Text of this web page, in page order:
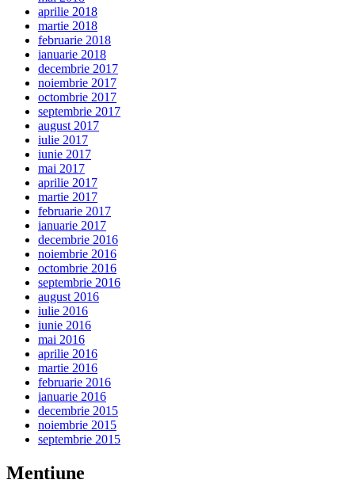
aprilie 2018
martie 2018
februarie 2018
ianuarie 2018
decembrie 2017
noiembrie 2017
octombrie 2017
septembrie 2017
august 2017
iulie 2017
iunie 2017
mai 2017
aprilie 2017
martie 2017
februarie 2017
ianuarie 2017
decembrie 2016
noiembrie 2016
octombrie 2016
septembrie 2016
august 2016
iulie 2016
iunie 2016
mai 2016
aprilie 2016
martie 2016
februarie 2016
ianuarie 2016
decembrie 2015
noiembrie 2015
septembrie 2015
Mentiune